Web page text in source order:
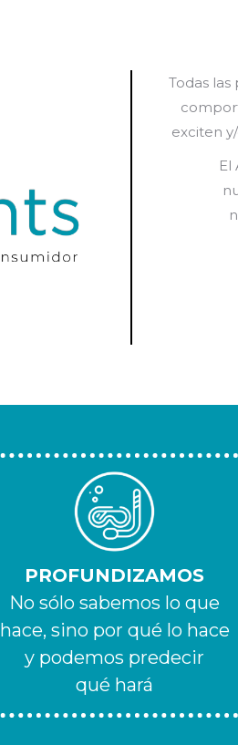
Todas
exciten
El
PROFUNDIZAMOS
No sólo sabemos lo que
hace, sino por qué lo hace
y podemos predecir
qué hará